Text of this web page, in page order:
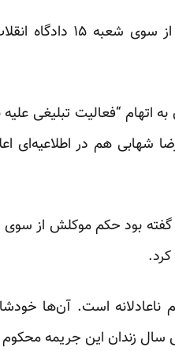
اواخر فروردین ماه گذشته، رضا
اتهام “فعالیت تبلیغی
شهابی هم در اطلاعیه‌ای
بود حکم موکلش از سوی
است. آن‌ها
زندان این جریمه محکوم